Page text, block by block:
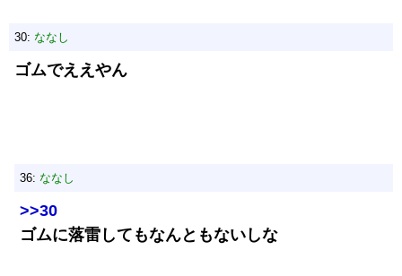
30: ななし
ゴムでええやん
36: ななし
>>30
ゴムに落雷してもなんともないしな